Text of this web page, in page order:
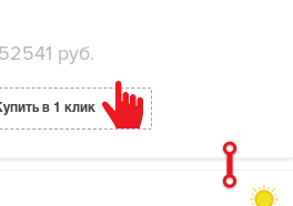
руб.
в 1 клик